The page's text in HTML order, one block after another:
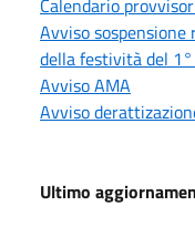
Avviso
della festività del
Avviso AMA
Avviso
Ultimo